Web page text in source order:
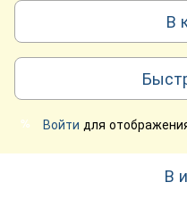
В
% Войти для
В